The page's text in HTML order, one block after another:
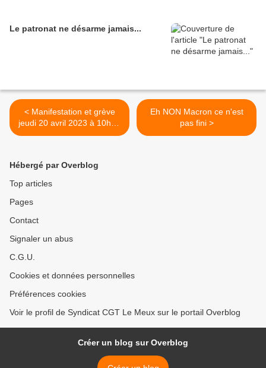
Le patronat ne désarme jamais...
< Manifestation et grève
jeudi 20 avril 2023 à 10h00
cours guynemer à
Eh NON Macron ce n'est
pas fini >
Hébergé par Overblog
Top articles
Pages
Contact
Signaler un abus
C.G.U.
Cookies et données personnelles
Préférences cookies
Voir le profil de Syndicat CGT Le Meux sur le portail Overblog
Créer un blog sur Overblog